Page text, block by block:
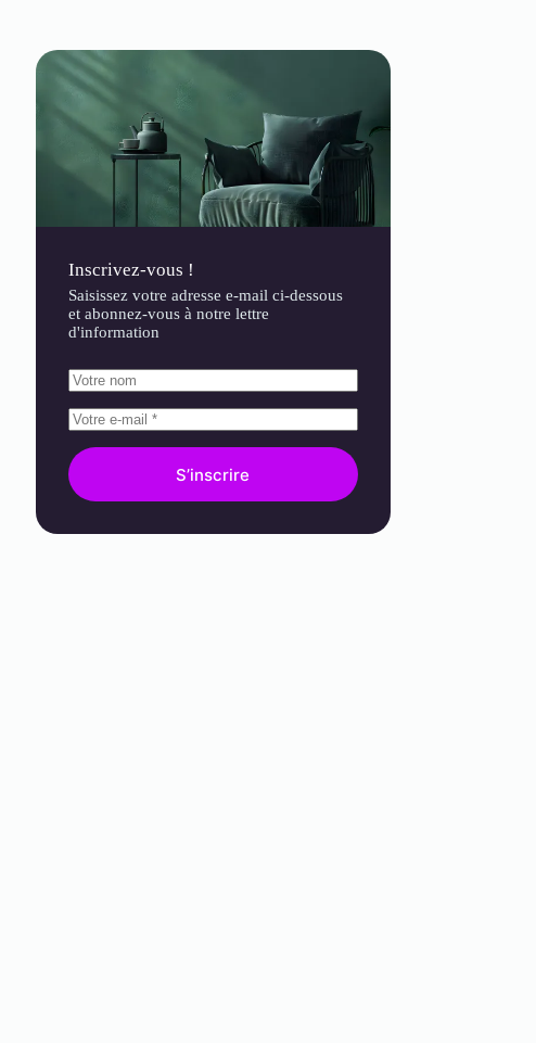
Inscrivez-vous !
Saisissez votre adresse e-mail ci-dessous
et abonnez-vous à notre lettre
d'information
S’inscrire